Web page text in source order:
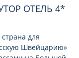
для
Швейцарию»